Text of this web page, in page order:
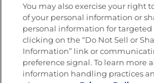
Mapa del sitioPolítica
Limitar el uso de mis datos
No vender ni compartir mis
Copyright © 2026 Goya Foods, Inc.
You may also exercise your right
of your personal information or
personal information for
clicking on the “Do Not Sell or
Information” link or
preference signal. To learn more
information handling practices